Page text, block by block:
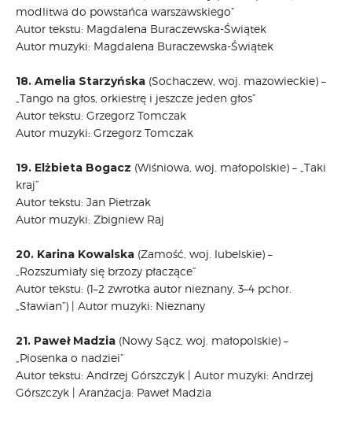
modlitwa do powstańca warszawskiego”
Autor tekstu: Magdalena Buraczewska-Świątek
Autor muzyki: Magdalena Buraczewska-Świątek
18. Amelia Starzyńska (Sochaczew, woj. mazowieckie) –
„Tango na głos, orkiestrę i jeszcze jeden głos”
Autor tekstu: Grzegorz Tomczak
Autor muzyki: Grzegorz Tomczak
19. Elżbieta Bogacz (Wiśniowa, woj. małopolskie) – „Taki
kraj”
Autor tekstu: Jan Pietrzak
Autor muzyki: Zbigniew Raj
20. Karina Kowalska (Zamość, woj. lubelskie) –
„Rozszumiały się brzozy płaczące”
Autor tekstu: (1–2 zwrotka autor nieznany, 3–4 pchor.
„Sławian”) | Autor muzyki: Nieznany
21. Paweł Madzia (Nowy Sącz, woj. małopolskie) –
„Piosenka o nadziei”
Autor tekstu: Andrzej Górszczyk | Autor muzyki: Andrzej
Górszczyk | Aranżacja: Paweł Madzia